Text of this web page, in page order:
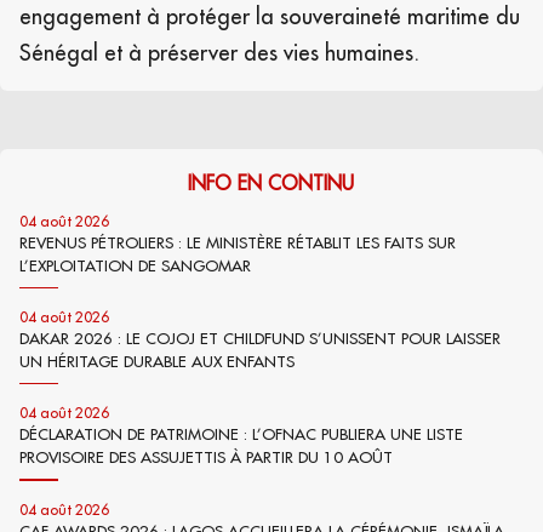
engagement à protéger la souveraineté maritime du
Sénégal et à préserver des vies humaines.
INFO EN CONTINU
04 août 2026
REVENUS PÉTROLIERS : LE MINISTÈRE RÉTABLIT LES FAITS SUR
L’EXPLOITATION DE SANGOMAR
04 août 2026
DAKAR 2026 : LE COJOJ ET CHILDFUND S’UNISSENT POUR LAISSER
UN HÉRITAGE DURABLE AUX ENFANTS
04 août 2026
DÉCLARATION DE PATRIMOINE : L’OFNAC PUBLIERA UNE LISTE
PROVISOIRE DES ASSUJETTIS À PARTIR DU 10 AOÛT
04 août 2026